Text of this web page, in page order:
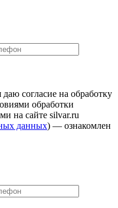
согласие на обработку
обработки
на сайте silvar.ru
данных) — ознакомлен